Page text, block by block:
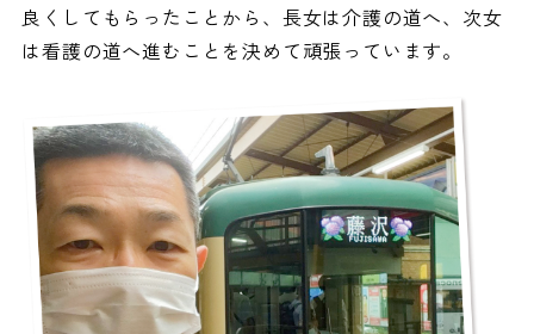
良くしてもらったことから、長女は介護の道へ、次女
は看護の道へ進むことを決めて頑張っています。